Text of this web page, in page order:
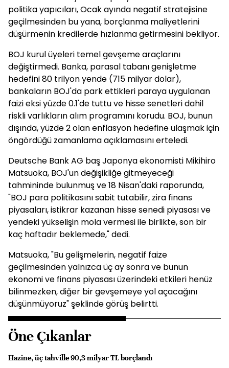
politika yapıcıları, Ocak ayında negatif stratejisine
geçilmesinden bu yana, borçlanma maliyetlerini
düşürmenin kredilerde hızlanma getirmesini bekliyor.
BOJ kurul üyeleri temel gevşeme araçlarını
değiştirmedi. Banka, parasal tabanı genişletme
hedefini 80 trilyon yende (715 milyar dolar),
bankaların BOJ'da park ettikleri paraya uygulanan
faizi eksi yüzde 0.1'de tuttu ve hisse senetleri dahil
riskli varlıkların alım programını korudu. BOJ, bunun
dışında, yüzde 2 olan enflasyon hedefine ulaşmak için
öngördüğü zamanlama açıklamasını erteledi.
Deutsche Bank AG baş Japonya ekonomisti Mikihiro
Matsuoka, BOJ'un değişikliğe gitmeyeceği
tahmininde bulunmuş ve 18 Nisan'daki raporunda,
"BOJ para politikasını sabit tutabilir, zira finans
piyasaları, istikrar kazanan hisse senedi piyasası ve
yendeki yükselişin mola vermesi ile birlikte, son bir
kaç haftadır beklemede," dedi.
Matsuoka, "Bu gelişmelerin, negatif faize
geçilmesinden yalnızca üç ay sonra ve bunun
ekonomi ve finans piyasası üzerindeki etkileri henüz
bilinmezken, diğer bir gevşemeye yol açacağını
düşünmüyoruz" şeklinde görüş belirtti.
Öne Çıkanlar
Hazine, üç tahville 90,3 milyar TL borçlandı